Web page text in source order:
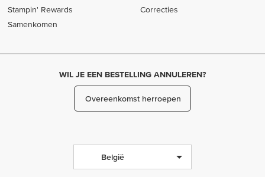
Stampin' Rewards
Samenkomen
Correcties
WIL JE EEN BESTELLING ANNULEREN?
Overeenkomst herroepen
België